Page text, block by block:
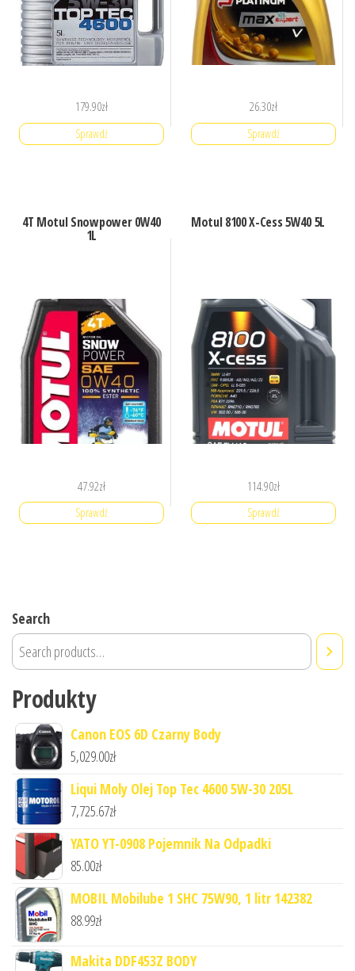
179.90zł
Sprawdź
26.30zł
Sprawdź
4T Motul Snowpower 0W40
1L
47.92zł
Sprawdź
Motul 8100 X-Cess 5W40 5L
114.90zł
Sprawdź
Search
Produkty
Canon EOS 6D Czarny Body
5,029.00zł
Liqui Moly Olej Top Tec 4600 5W-30 205L
7,725.67zł
YATO YT-0908 Pojemnik Na Odpadki
85.00zł
MOBIL Mobilube 1 SHC 75W90, 1 litr 142382
88.99zł
Makita DDF453Z BODY